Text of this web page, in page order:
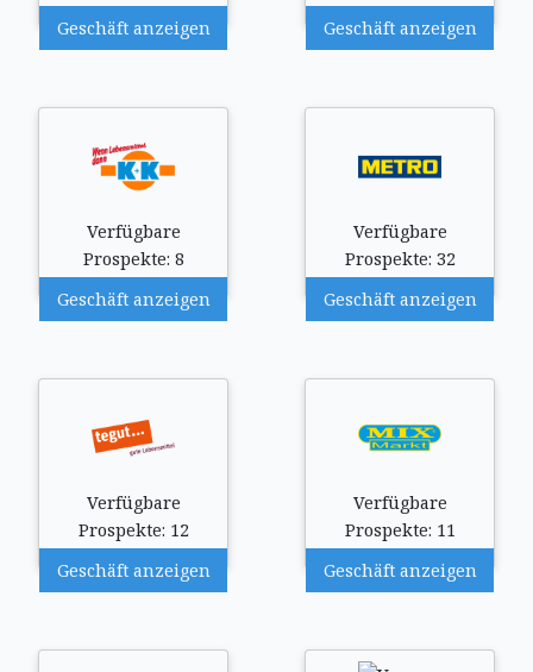
Geschäft anzeigen
Geschäft anzeigen
Verfügbare
Prospekte: 8
Geschäft anzeigen
Verfügbare
Prospekte: 32
Geschäft anzeigen
Verfügbare
Prospekte: 12
Geschäft anzeigen
Verfügbare
Prospekte: 11
Geschäft anzeigen